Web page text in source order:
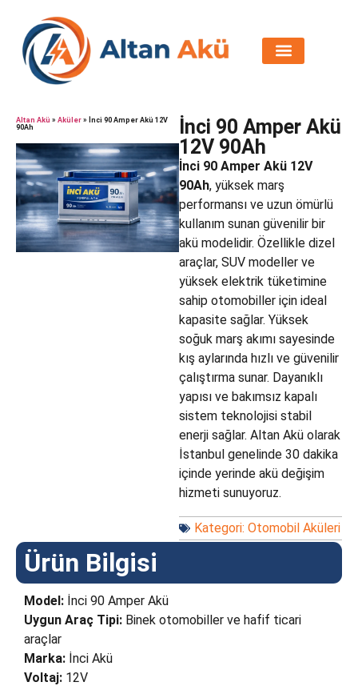
Altan Akü » Aküler » İnci 90 Amper Akü 12V
90Ah
İnci 90 Amper Akü
12V 90Ah
İnci 90 Amper Akü 12V
90Ah, yüksek marş
performansı ve uzun ömürlü
kullanım sunan güvenilir bir
akü modelidir. Özellikle dizel
araçlar, SUV modeller ve
yüksek elektrik tüketimine
sahip otomobiller için ideal
kapasite sağlar. Yüksek
soğuk marş akımı sayesinde
kış aylarında hızlı ve güvenilir
çalıştırma sunar. Dayanıklı
yapısı ve bakımsız kapalı
sistem teknolojisi stabil
enerji sağlar. Altan Akü olarak
İstanbul genelinde 30 dakika
içinde yerinde akü değişim
hizmeti sunuyoruz.
Kategori: Otomobil Aküleri
Ürün Bilgisi
Model: İnci 90 Amper Akü
Uygun Araç Tipi: Binek otomobiller ve hafif ticari
araçlar
Marka: İnci Akü
Voltaj: 12V